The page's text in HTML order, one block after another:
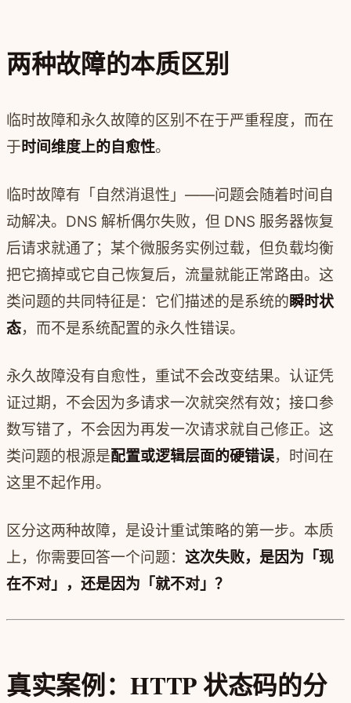
两种故障的本质区别
临时故障和永久故障的区别不在于严重程度，而在
于时间维度上的自愈性。
临时故障有「自然消退性」——问题会随着时间自
动解决。DNS 解析偶尔失败，但 DNS 服务器恢复
后请求就通了；某个微服务实例过载，但负载均衡
把它摘掉或它自己恢复后，流量就能正常路由。这
类问题的共同特征是：它们描述的是系统的瞬时状
态，而不是系统配置的永久性错误。
永久故障没有自愈性，重试不会改变结果。认证凭
证过期，不会因为多请求一次就突然有效；接口参
数写错了，不会因为再发一次请求就自己修正。这
类问题的根源是配置或逻辑层面的硬错误，时间在
这里不起作用。
区分这两种故障，是设计重试策略的第一步。本质
上，你需要回答一个问题： 这次失败，是因为「现
在不对」，还是因为「就不对」？
真实案例：HTTP 状态码的分